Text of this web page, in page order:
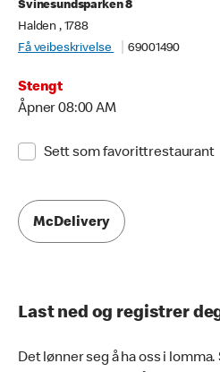
Svinesundsparken 8
Halden , 1788
Få veibeskrivelse
69001490
Stengt
Åpner 08:00 AM
Sett som favorittrestaurant
McDelivery
Last ned og registrer
Det lønner seg å ha oss i